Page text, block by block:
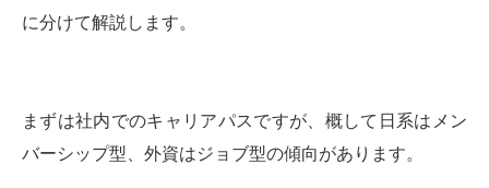
に分けて解説します。
まずは社内でのキャリアパスですが、概して日系はメン
バーシップ型、外資はジョブ型の傾向があります。